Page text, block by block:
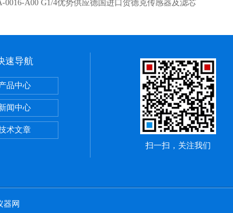
0016-A00 G1/4优势供应德国进口贺德克传感器及滤芯
速导航
品中心
闻中心
术文章
扫一扫，关注我们
器网